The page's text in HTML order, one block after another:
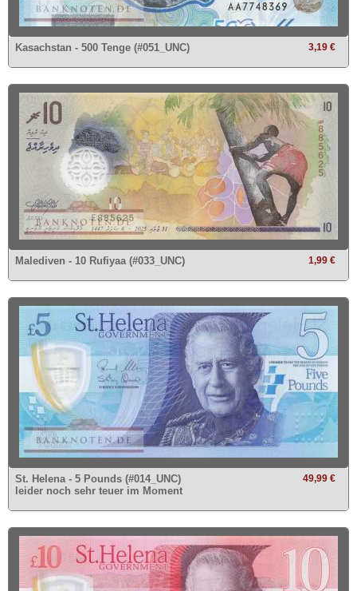
3,19 €
Kasachstan - 500 Tenge (#051_UNC)
1,99 €
Malediven - 10 Rufiyaa (#033_UNC)
49,99 €
St. Helena - 5 Pounds (#014_UNC)
leider noch sehr teuer im Moment